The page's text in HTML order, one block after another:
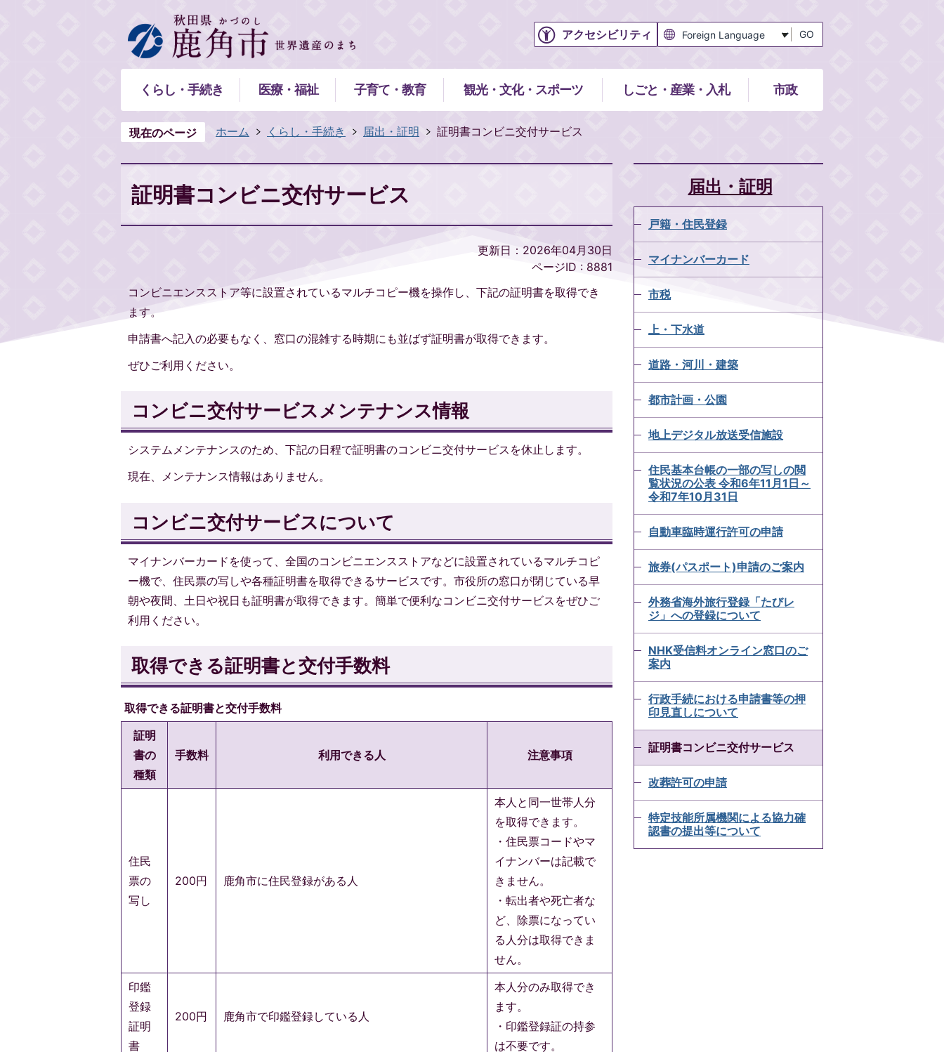
アクセシビリティ GO
くらし・手続き 医療・福祉 子育て・教育 観光・文化・スポーツ しごと・産業・入札 市政
現在のページ ホーム くらし・手続き 届出・証明 証明書コンビニ交付サービス
証明書コンビニ交付サービス
更新日：2026年04月30日
ページID : 8881
コンビニエンスストア等に設置されているマルチコピー機を操作し、下記の証明書を取得でき
ます。
申請書へ記入の必要もなく、窓口の混雑する時期にも並ばず証明書が取得できます。
ぜひご利用ください。
コンビニ交付サービスメンテナンス情報
システムメンテナンスのため、下記の日程で証明書のコンビニ交付サービスを休止します。
現在、メンテナンス情報はありません。
コンビニ交付サービスについて
マイナンバーカードを使って、全国のコンビニエンスストアなどに設置されているマルチコピ
ー機で、住民票の写しや各種証明書を取得できるサービスです。市役所の窓口が閉じている早
朝や夜間、土日や祝日も証明書が取得できます。簡単で便利なコンビニ交付サービスをぜひご
利用ください。
取得できる証明書と交付手数料
取得できる証明書と交付手数料
証明
書の
種類
手数料 利用できる人 注意事項
住民
票の
写し
200円 鹿角市に住民登録がある人
本人と同一世帯人分
を取得できます。
・住民票コードやマ
イナンバーは記載で
きません。
・転出者や死亡者な
ど、除票になってい
る人分は取得できま
せん。
印鑑
登録
証明
書
200円 鹿角市で印鑑登録している人
本人分のみ取得でき
ます。
・印鑑登録証の持参
は不要です。
届出・証明
戸籍・住民登録
マイナンバーカード
市税
上・下水道
道路・河川・建築
都市計画・公園
地上デジタル放送受信施設
住民基本台帳の一部の写しの閲
覧状況の公表 令和6年11月1日～
令和7年10月31日
自動車臨時運行許可の申請
旅券(パスポート)申請のご案内
外務省海外旅行登録「たびレ
ジ」への登録について
NHK受信料オンライン窓口のご
案内
行政手続における申請書等の押
印見直しについて
証明書コンビニ交付サービス
改葬許可の申請
特定技能所属機関による協力確
認書の提出等について